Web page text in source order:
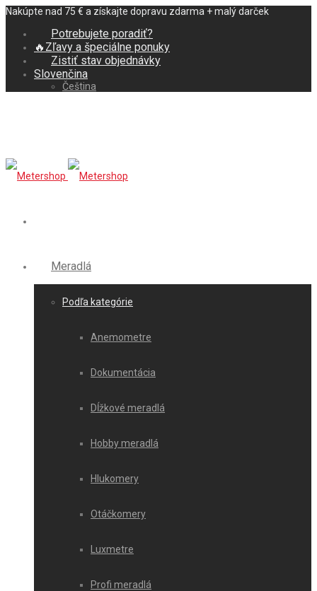
Nakúpte nad 75 € a získajte dopravu zdarma + malý darček
Potrebujete poradiť?
🔥Zľavy a špeciálne ponuky
Zistiť stav objednávky
Slovenčina
Čeština
Meradlá
Podľa kategórie
Anemometre
Dokumentácia
Dĺžkové meradlá
Hobby meradlá
Hlukomery
Otáčkomery
Luxmetre
Profi meradlá